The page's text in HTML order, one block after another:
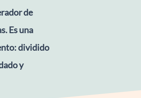
de
Es una
dividido
y